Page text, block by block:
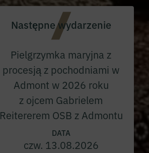
Następne wydarzenie
Pielgrzymka maryjna z
procesją z pochodniami w
Admont w 2026 roku
z ojcem Gabrielem
Reitererem OSB z Admontu
DATA
czw. 13.08.2026